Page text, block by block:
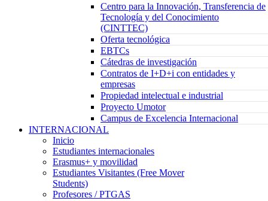
Centro para la Innovación, Transferencia de
Tecnología y del Conocimiento
(CINTTEC)
Oferta tecnológica
EBTCs
Cátedras de investigación
Contratos de I+D+i con entidades y
empresas
Propiedad intelectual e industrial
Proyecto Umotor
Campus de Excelencia Internacional
INTERNACIONAL
Inicio
Estudiantes internacionales
Erasmus+ y movilidad
Estudiantes Visitantes (Free Mover
Students)
Profesores / PTGAS